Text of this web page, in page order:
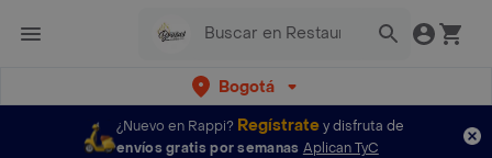
Bogotá
¿Nuevo en Rappi? Regístratey disfruta de
envíos gratis por semanas Aplican TyC